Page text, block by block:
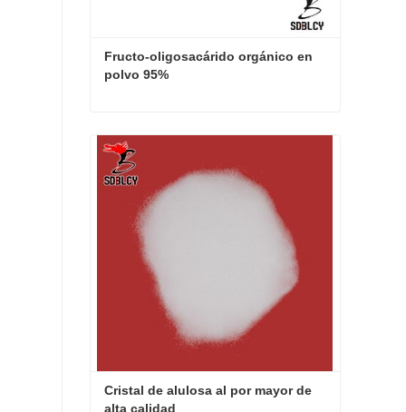
Fructo-oligosacárido orgánico en
polvo 95%
Fructo-oligosacárido orgánico en polvo 95%
Contacta ahora
Cristal de alulosa al por mayor de
alta calidad